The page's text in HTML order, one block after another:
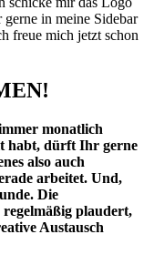
gerne in meine Sidebar
freue mich jetzt schon
monatlich
habt, dürft Ihr gerne
also auch
arbeitet. Und,
Die
regelmäßig plaudert,
Austausch